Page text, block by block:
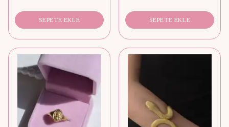
SEPETE EKLE SEPETE EKLE